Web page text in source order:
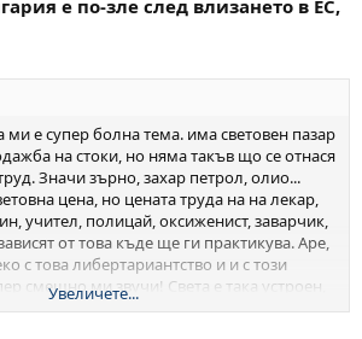
е по-зле след влизането в ЕС,
е супер болна тема. има световен пазар
на стоки, но няма такъв що се отнася
Значи зърно, захар петрол, олио...
цена, но цената труда на на лекар,
учител, полицай, оксиженист, заварчик,
от това къде ще ги практикува. Аре,
с това либертариантство и и с този
смешно ми звучи! Света е така устроен,
пчели работници и пчели пазачи ...
Увеличете...